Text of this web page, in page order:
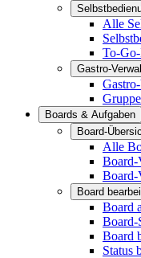
Alle
To-
Gastro-
Boards & Aufgaben
Board-
Alle
Board-
Board-
Board
Board
Board-
Board
Status